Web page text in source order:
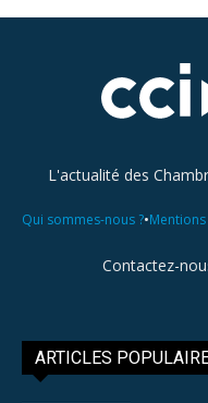
L'actualité des
Qui sommes-nous ?•
Contactez-
ARTICLES